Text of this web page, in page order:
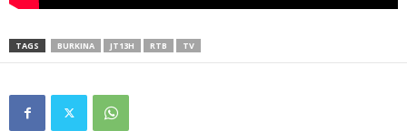
TAGS BURKINA JT13H RTB TV